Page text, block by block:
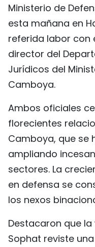
Ministerio de
esta mañana en
referida labor con
director del
Jurídicos del
Camboya.
Ambos oficiales
florecientes
Camboya, que se
ampliando
sectores. La
en defensa se
los nexos
Destacaron que
Sophat reviste